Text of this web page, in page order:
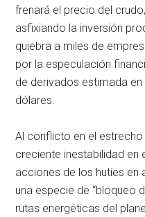
frenará el precio del
asfixiando la inversión
quiebra a miles de
por la especulación
de derivados estimada
dólares.
Al conflicto en el
creciente inestabilidad en
acciones de los hutíes en
una especie de “bloqueo
rutas energéticas del